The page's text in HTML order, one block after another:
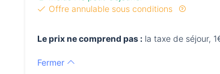
Offre annulable sous conditions
Le prix ne comprend pas : la taxe de séjour,
Fermer